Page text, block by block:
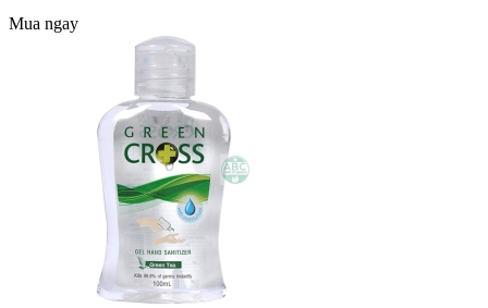
Mua ngay